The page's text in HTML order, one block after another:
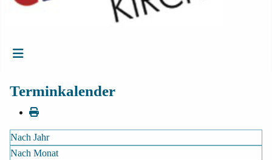
Terminkalender
Nach Jahr
Nach Monat